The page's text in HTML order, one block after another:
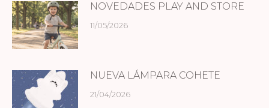
NOVEDADES PLAY AND STORE
11/05/2026
NUEVA LÁMPARA COHETE
21/04/2026